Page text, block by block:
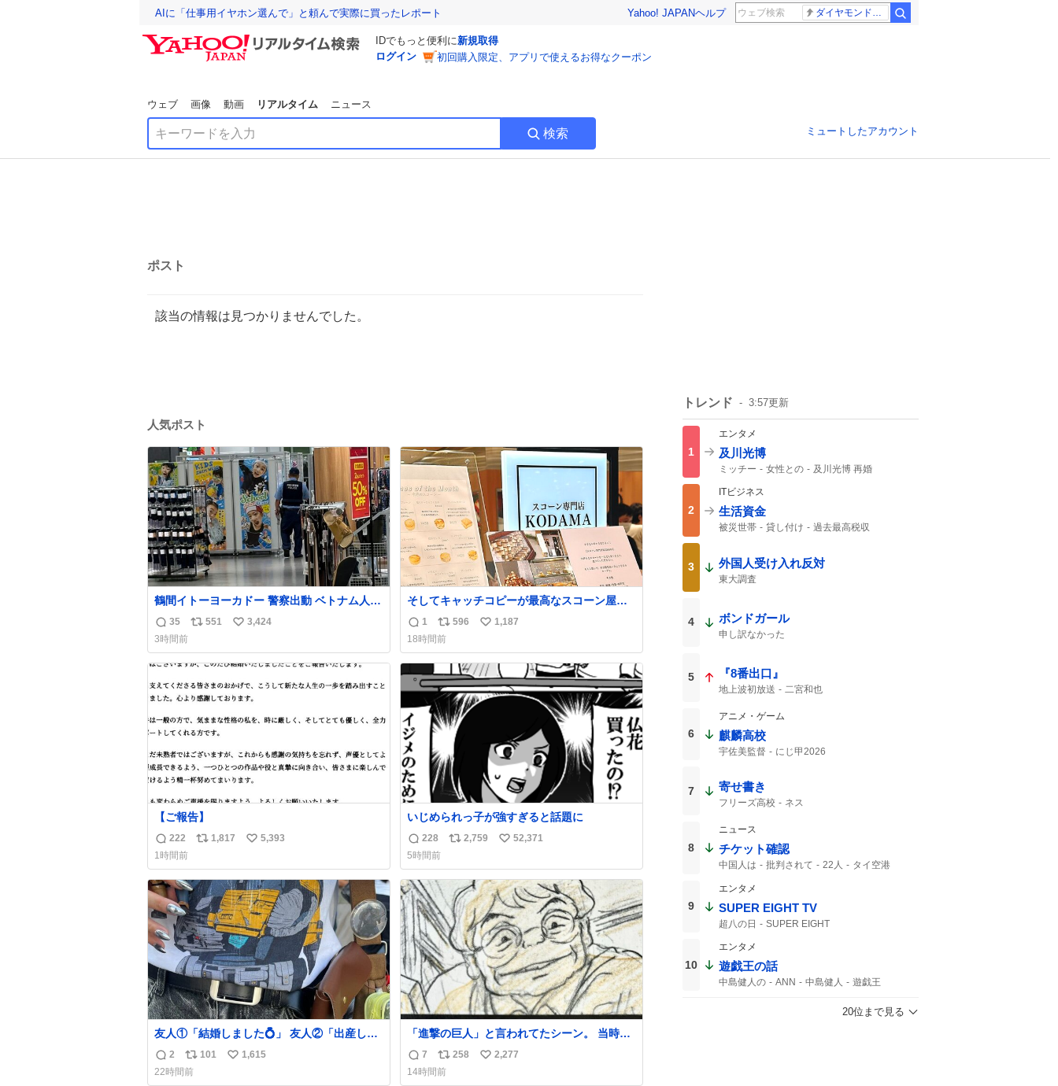
AIに「仕事用イヤホン選んで」と頼んで実際に買ったレポート Yahoo! JAPANヘルプ ダイヤモンドバックス 大谷翔平
IDでもっと便利に新規取得
ログイン
初回購入限定、アプリで使えるお得なクーポン
ウェブ 画像 動画 リアルタイム ニュース
検索 ミュートしたアカウント
ポスト
該当の情報は見つかりませんでした。
人気ポスト
鶴間イトーヨーカドー 警察出動 ベトナム人の
身分証チェックを開店前に実施、店内まで見
張りにきてます。不法滞在者は覚悟してお越
しください。
返
信
数
35
リ
ス
数
551
い
ね
3,424
3時間前
そしてキャッチコピーが最高なスコーン屋さ
んを見つけてしまったので思わず買い込んで
しまった。スコーンなんてパッサパサなほど
ええですからね。
返
信
数
1
リ
ポ
ス
ト
数
596
い
ね
数
1,187
18時間前
【ご報告】
返
信
数
222
リ
ス
ト
数
1,817
い
ね
数
5,393
1時間前
いじめられっ子が強すぎると話題に
返
信
数
228
リ
ス
ト
数
2,759
い
ね
数
52,371
5時間前
友人①「結婚しました💍」 友人②「出産しま
した👼🏻」 友人③「マイホーム建てました
🏡」 私「どハマりしたヴィズラ家の末裔に心
狂わされました」
返
信
2
リ
ポ
101
い
1,615
22時間前
「進撃の巨人」と言われてたシーン。 当時僕
は知らなかったのですが、今見るとすごく
「進撃の巨人」ですね。。
返
信
7
リ
ポ
258
い
2,277
14時間前
トレンド 3:57更新
1
エンタメ
及川光博
ミッチー 女性との
及川光博 再婚
57歳
56歳
2
ITビジネス
生活資金
被災世帯 貸し付け
過去最高税収
3 外国人受け入れ反対
東大調査
4 ボンドガール
申し訳なかった
5 『8番出口』
地上波初放送 二宮和也
6
アニメ・ゲーム
麒麟高校
宇佐美監督 にじ甲2026
7 寄せ書き
フリーズ高校 ネス
8
ニュース
チケット確認
中国人は 批判されて 22人
タイ空港
9
エンタメ
SUPER EIGHT TV
超八の日 SUPER EIGHT
10
エンタメ
遊戯王の話
中島健人の ANN 中島健人 遊戯王
20位まで見る